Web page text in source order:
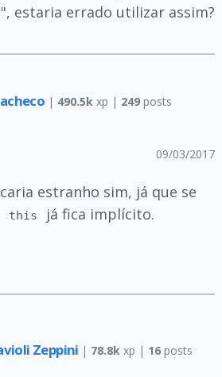
estaria errado utilizar assim?
| 490.5k xp | 249posts
09/03/2017
estranho sim, já que se
this
já fica implícito.
Zeppini | 78.8k xp | 16 posts